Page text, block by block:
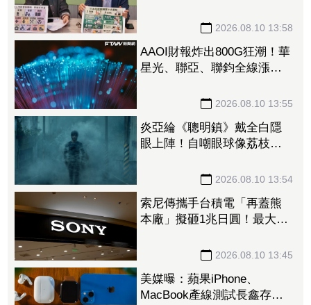
2026.08.10 13:58
AAOI財報炸出800G狂潮！華
星光、聯亞、聯鈞全線漲
2026.08.10 13:55
炎亞綸《聰明鎮》戴全白隱
眼上陣！自嘲眼球像荔枝
2026.08.10 13:54
索尼傳攜手台積電「再蓋熊
本廠」擬砸1兆日圓！最大股
2026.08.10 13:45
美媒曝：蘋果iPhone、
MacBook產線測試長鑫存儲